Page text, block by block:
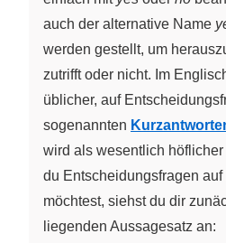
auch der alternative Name
werden gestellt, um
zutrifft oder nicht. Im
üblicher, auf
sogenannten
wird als wesentlich
du Entscheidungsfragen
möchtest, siehst du dir
liegenden Aussagesatz an: